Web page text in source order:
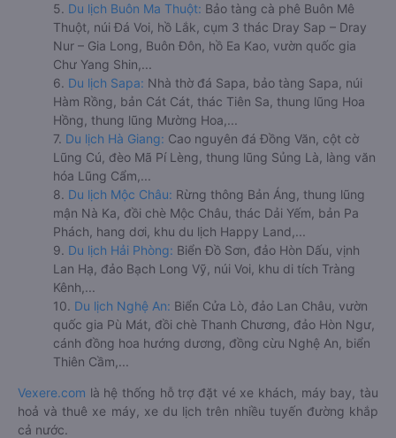
5. Du lịch Buôn Ma Thuột: Bảo tàng cà phê Buôn Mê
Thuột, núi Đá Voi, hồ Lắk, cụm 3 thác Dray Sap – Dray
Nur – Gia Long, Buôn Đôn, hồ Ea Kao, vườn quốc gia
Chư Yang Shin,...
6. Du lịch Sapa: Nhà thờ đá Sapa, bảo tàng Sapa, núi
Hàm Rồng, bản Cát Cát, thác Tiên Sa, thung lũng Hoa
Hồng, thung lũng Mường Hoa,...
7. Du lịch Hà Giang: Cao nguyên đá Đồng Văn, cột cờ
Lũng Cú, đèo Mã Pí Lèng, thung lũng Sủng Là, làng văn
hóa Lũng Cẩm,...
8. Du lịch Mộc Châu: Rừng thông Bản Áng, thung lũng
mận Nà Ka, đồi chè Mộc Châu, thác Dải Yếm, bản Pa
Phách, hang dơi, khu du lịch Happy Land,...
9. Du lịch Hải Phòng: Biển Đồ Sơn, đảo Hòn Dấu, vịnh
Lan Hạ, đảo Bạch Long Vỹ, núi Voi, khu di tích Tràng
Kênh,...
10. Du lịch Nghệ An: Biển Cửa Lò, đảo Lan Châu, vườn
quốc gia Pù Mát, đồi chè Thanh Chương, đảo Hòn Ngư,
cánh đồng hoa hướng dương, đồng cừu Nghệ An, biển
Thiên Cầm,...
Vexere.com là hệ thống hỗ trợ đặt vé xe khách, máy bay, tàu
hoả và thuê xe máy, xe du lịch trên nhiều tuyến đường khắp
cả nước.